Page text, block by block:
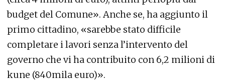
budget del Comune». Anche se, ha aggiunto il
primo cittadino, «sarebbe stato difficile
completare i lavori senza l’intervento del
governo che vi ha contribuito con 6,2 milioni di
kune (840mila euro)».